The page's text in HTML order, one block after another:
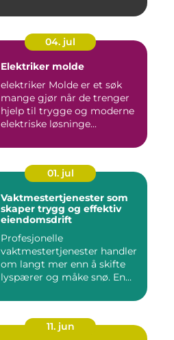
04. jul
Elektriker molde
elektriker Molde er et søk
mange gjør når de trenger
hjelp til trygge og moderne
elektriske løsninge...
01. jul
Vaktmestertjenester som
skaper trygg og effektiv
eiendomsdrift
Profesjonelle
vaktmestertjenester handler
om langt mer enn å skifte
lyspærer og måke snø. En
11. jun